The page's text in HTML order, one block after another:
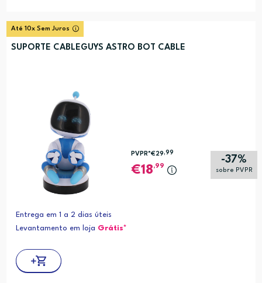
Até 10x Sem Juros
SUPORTE CABLEGUYS ASTRO BOT CABLE
-37%
sobre PVPR
PVPR*€29,99
18,99
Entrega em 1 a 2 dias úteis
Levantamento em loja Grátis*